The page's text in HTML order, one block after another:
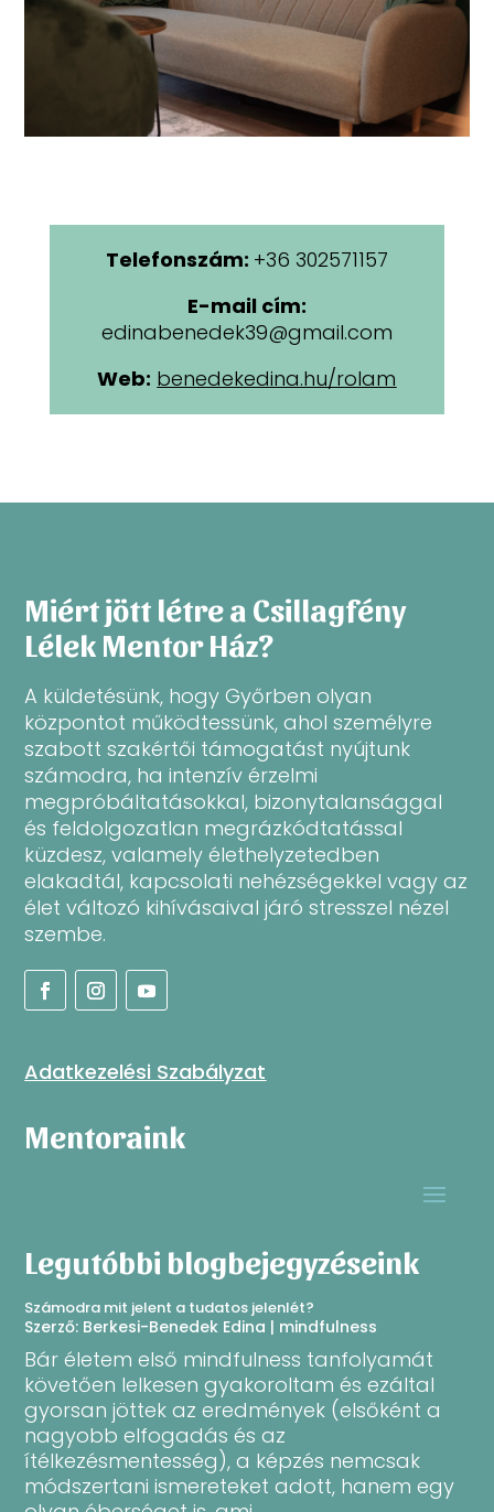
Telefonszám: +36 302571157
E-mail cím:
edinabenedek39@gmail.com
Web: benedekedina.hu/rolam
Miért jött létre a Csillagfény
Lélek Mentor Ház?
A küldetésünk, hogy Győrben olyan
központot működtessünk, ahol személyre
szabott szakértői támogatást nyújtunk
számodra, ha intenzív érzelmi
megpróbáltatásokkal, bizonytalansággal
és feldolgozatlan megrázkódtatással
küzdesz, valamely élethelyzetedben
elakadtál, kapcsolati nehézségekkel vagy az
élet változó kihívásaival járó stresszel nézel
szembe.
Adatkezelési Szabályzat
Mentoraink
Legutóbbi blogbejegyzéseink
Számodra mit jelent a tudatos jelenlét?
Szerző: Berkesi-Benedek Edina | mindfulness
Bár életem első mindfulness tanfolyamát
követően lelkesen gyakoroltam és ezáltal
gyorsan jöttek az eredmények (elsőként a
nagyobb elfogadás és az
ítélkezésmentesség), a képzés nemcsak
módszertani ismereteket adott, hanem egy